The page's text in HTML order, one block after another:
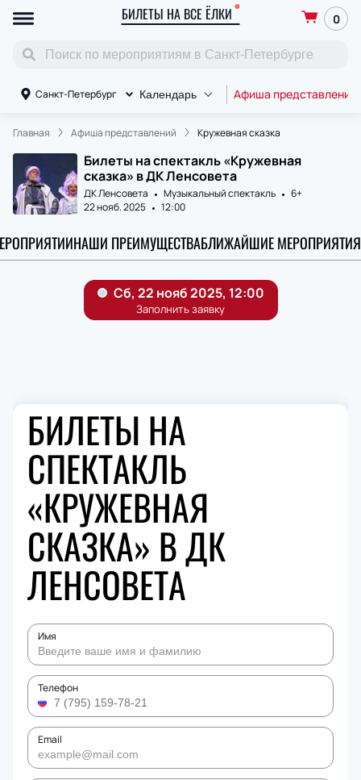
БИЛЕТЫ НА ВСЕ ЁЛКИ 0
Санкт-Петербург Календарь Афиша представлений
Главная Афиша представлений Кружевная сказка
Билеты на спектакль «Кружевная
сказка» в ДК Ленсовета
ДК Ленсовета Музыкальный спектакль
6+
22 нояб. 2025
12:00
НАШИ ПРЕИМУЩЕСТВАБЛИЖАЙШИЕ МЕРОПРИЯТИЯ
БИЛЕТЫ НА
СПЕКТАКЛЬ
«КРУЖЕВНАЯ
СКАЗКА» В ДК
ЛЕНСОВЕТА
Имя
Телефон
Email